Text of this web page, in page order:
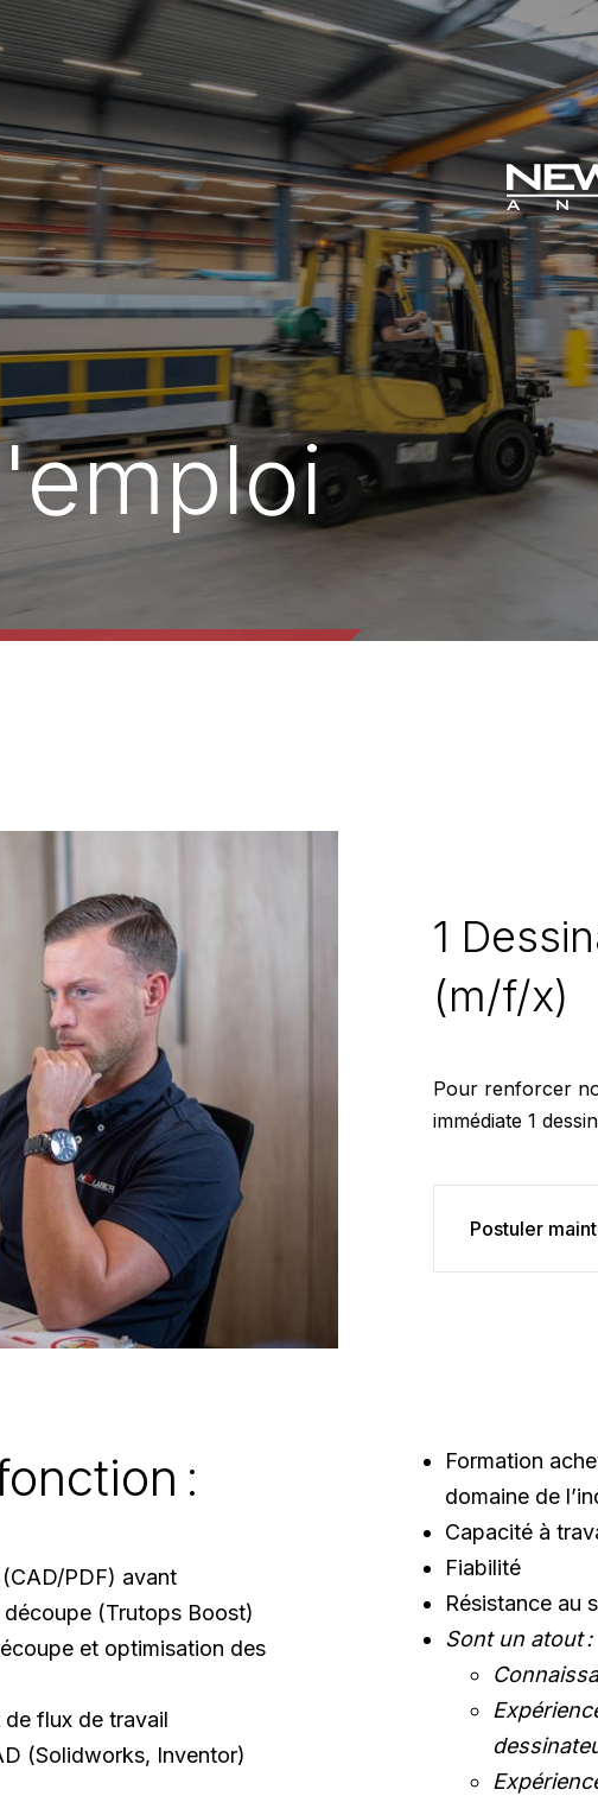
DE FR
1
(m/f/x)
Pour renforcer
immédiate 1
Postuler
:
PDF) avant
(Trutops Boost)
et optimisation des
flux de travail
(Solidworks, Inventor)
Formation
domaine de
Capacité à
Fiabilité
Résistance au
Sont un atout :